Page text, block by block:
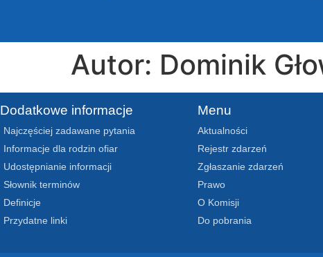
Autor: Dominik
Dodatkowe informacje
Najczęściej zadawane pytania
Informacje dla rodzin ofiar
Udostępnianie informacji
Słownik terminów
Definicje
Przydatne linki
Menu
Aktualności
Rejestr zdarzeń
Zgłaszanie zdarzeń
Prawo
O Komisji
Do pobrania